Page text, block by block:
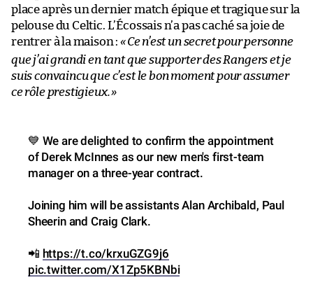
place après un dernier match épique et tragique sur la
pelouse du Celtic. L’Écossais n’a pas caché sa joie de
rentrer à la maison :«Ce n’est un secret pour personne
que j’ai grandi en tant que supporter des Rangers et je
suis convaincu que c’est le bon moment pour assumer
ce rôle prestigieux.»
💙 We are delighted to confirm the appointment
of Derek McInnes as our new men's first-team
manager on a three-year contract.
Joining him will be assistants Alan Archibald, Paul
Sheerin and Craig Clark.
📲 https://t.co/krxuGZG9j6
pic.twitter.com/X1Zp5KBNbi